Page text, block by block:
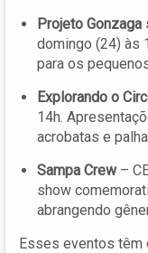
Projeto Gonzaga
domingo (24) às
para os
Explorando o
14h.
acrobatas e
Sampa Crew–
show
abrangendo
Esses eventos têm